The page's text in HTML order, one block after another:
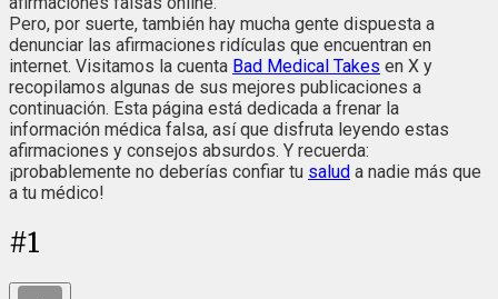
Pero, por suerte, también hay mucha gente dispuesta a
denunciar las afirmaciones ridículas que encuentran en
internet. Visitamos la cuenta Bad Medical Takes en X y
recopilamos algunas de sus mejores publicaciones a
continuación. Esta página está dedicada a frenar la
información médica falsa, así que disfruta leyendo estas
afirmaciones y consejos absurdos. Y recuerda:
¡probablemente no deberías confiar tu salud a nadie más que
a tu médico!
#1